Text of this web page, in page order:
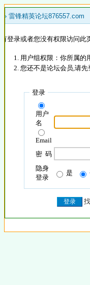
» 雷锋精英论坛876557.com
登录或者您没有权限访问此
用户组权限：你所属的
您还不是论坛会员,请先
登录
用户
名
Email
密 码
隐身
登录
是